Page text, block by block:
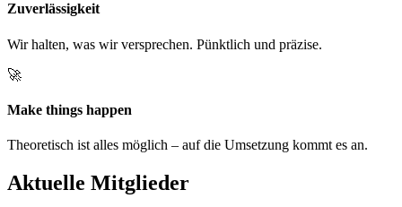
Zuverlässigkeit
Wir halten, was wir versprechen. Pünktlich und präzise.
🚀
Make things happen
Theoretisch ist alles möglich – auf die Umsetzung kommt es an.
Aktuelle Mitglieder